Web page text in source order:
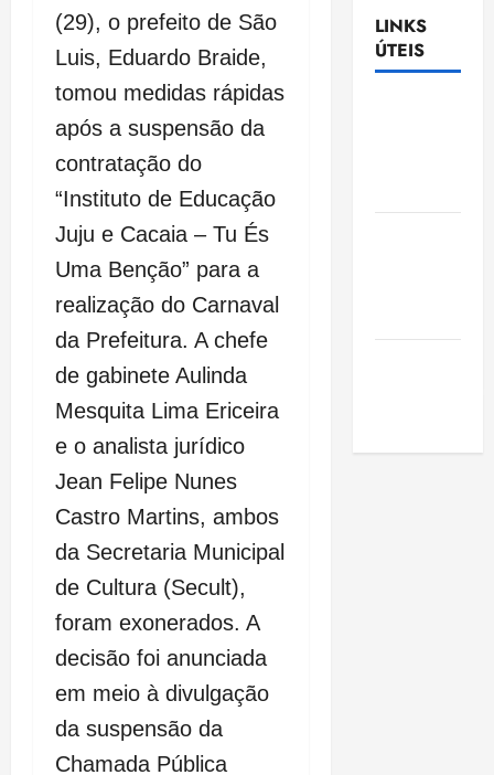
(29), o prefeito de São
Luis, Eduardo Braide,
tomou medidas rápidas
após a suspensão da
contratação do
“Instituto de Educação
Juju e Cacaia – Tu És
Uma Benção” para a
realização do Carnaval
da Prefeitura. A chefe
de gabinete Aulinda
Mesquita Lima Ericeira
e o analista jurídico
Jean Felipe Nunes
Castro Martins, ambos
da Secretaria Municipal
de Cultura (Secult),
foram exonerados. A
decisão foi anunciada
em meio à divulgação
da suspensão da
Chamada Pública
LINKS
ÚTEIS